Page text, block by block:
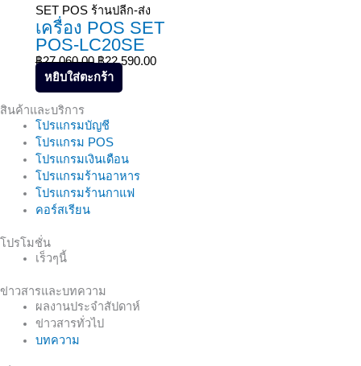
SET POS ร้านปลีก-ส่ง
เครื่อง POS SET
POS-LC20SE
฿27,060.00 ฿22,590.00
หยิบใส่ตะกร้า
สินค้าและบริการ
โปรแกรมบัญชี
โปรแกรม POS
โปรแกรมเงินเดือน
โปรแกรมร้านอาหาร
โปรแกรมร้านกาแฟ
คอร์สเรียน
โปรโมชั่น
เร็วๆนี้
ข่าวสารและบทความ
ผลงานประจำสัปดาห์
ข่าวสารทั่วไป
บทความ